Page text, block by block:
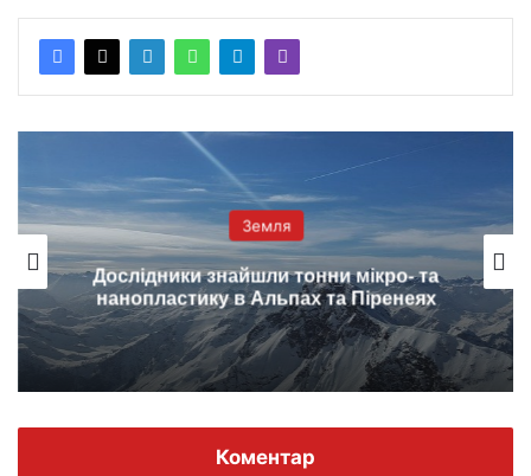
Земля
Дослідники знайшли тонни мікро- та
нанопластику в Альпах та Піренеях
Коментар